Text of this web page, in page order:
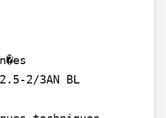
2/3AN BL